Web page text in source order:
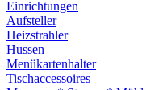
Einrichtungen
Aufsteller
Heizstrahler
Hussen
Menükartenhalter
Tischaccessoires